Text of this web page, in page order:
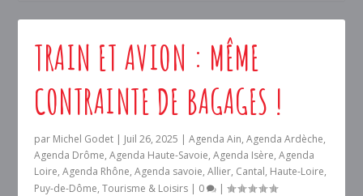
TRAIN ET AVION : MÊME
CONTRAINTE DE BAGAGES !
par Michel Godet | Juil 26, 2025 |Agenda Ain,Agenda Ardèche,
Agenda Drôme,Agenda Haute-Savoie,Agenda Isère,Agenda
Loire,Agenda Rhône,Agenda savoie,Allier, Cantal, Haute-Loire,
Puy-de-Dôme,Tourisme & Loisirs | 0 |